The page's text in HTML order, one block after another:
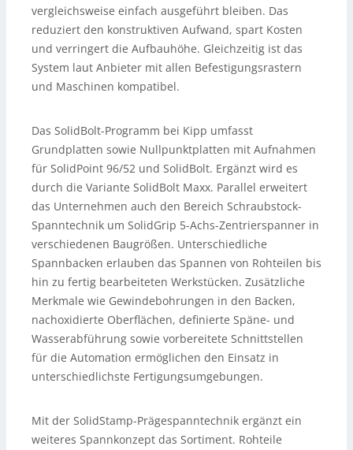
vergleichsweise einfach ausgeführt bleiben. Das
reduziert den konstruktiven Aufwand, spart Kosten
und verringert die Aufbauhöhe. Gleichzeitig ist das
System laut Anbieter mit allen Befestigungsrastern
und Maschinen kompatibel.
Das SolidBolt-Programm bei Kipp umfasst
Grundplatten sowie Nullpunktplatten mit Aufnahmen
für SolidPoint 96/52 und SolidBolt. Ergänzt wird es
durch die Variante SolidBolt Maxx. Parallel erweitert
das Unternehmen auch den Bereich Schraubstock-
Spanntechnik um SolidGrip 5-Achs-Zentrierspanner in
verschiedenen Baugrößen. Unterschiedliche
Spannbacken erlauben das Spannen von Rohteilen bis
hin zu fertig bearbeiteten Werkstücken. Zusätzliche
Merkmale wie Gewindebohrungen in den Backen,
nachoxidierte Oberflächen, definierte Späne- und
Wasserabführung sowie vorbereitete Schnittstellen
für die Automation ermöglichen den Einsatz in
unterschiedlichste Fertigungsumgebungen.
Mit der SolidStamp-Prägespanntechnik ergänzt ein
weiteres Spannkonzept das Sortiment. Rohteile